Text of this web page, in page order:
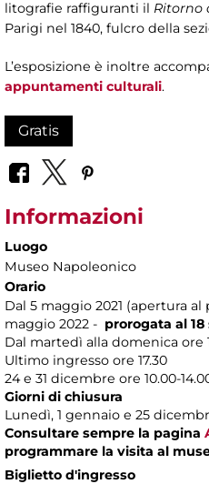
litografie raffiguranti il Ritorno
Parigi nel 1840, fulcro della
L’esposizione è inoltre
appuntamenti culturali.
Gratis
Informazioni
Luogo
Museo Napoleonico
Orario
Dal 5 maggio 2021 (apertura
maggio 2022 - prorogata al
Dal martedì alla domenica ore
Ultimo ingresso ore 17.30
24 e 31 dicembre ore 10.00-
Giorni di chiusura
Lunedì, 1 gennaio e 25
Consultare sempre la pagina
programmare la visita al
Biglietto d'ingresso